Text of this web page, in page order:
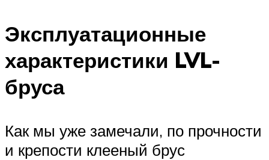
Эксплуатационные
характеристики LVL-
бруса
Как мы уже замечали, по прочности
и крепости клееный брус